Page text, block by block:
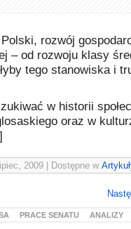
rozwój
– od rozwoju klasy
tego stanowiska i
w historii
oraz w
2009 | Dostępne w
PRACE SENATU ANALIZY